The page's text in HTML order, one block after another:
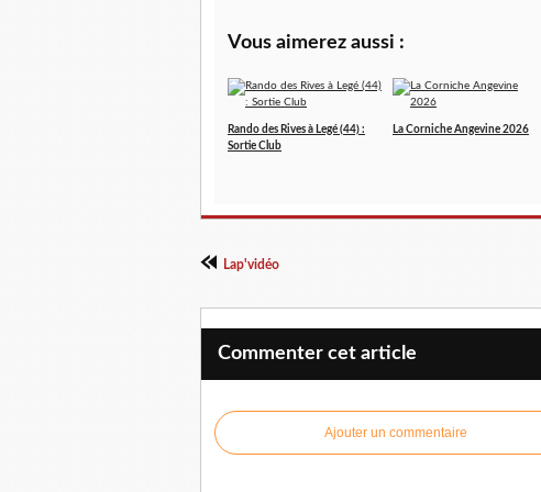
Vous aimerez aussi :
Rando des Rives à Legé (44) :
Sortie Club
La Corniche Angevine 2026
Lap'vidéo
Commenter cet article
Ajouter un commentaire